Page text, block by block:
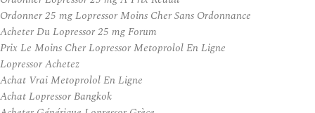
Ordonner 25 mg Lopressor Moins Cher Sans Ordonnance
Acheter Du Lopressor 25 mg Forum
Prix Le Moins Cher Lopressor Metoprolol En Ligne
Lopressor Achetez
Achat Vrai Metoprolol En Ligne
Achat Lopressor Bangkok